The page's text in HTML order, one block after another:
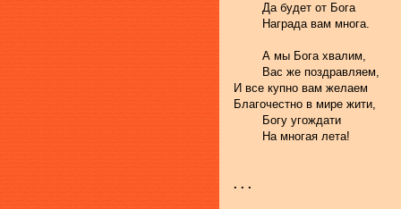
	Да будет от Бога
	Награда вам многа.
	А мы Бога хвалим,
	Вас же поздравляем,
И все купно вам желаем
Благочестно в мире жити,
	Богу угождати
	На многая лета!
. . .